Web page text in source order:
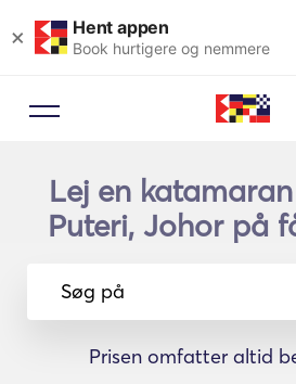
× Hent appen
Book hurtigere og nemmere
Lej en
Puteri, Johor på
Søg på
Prisen omfatter altid